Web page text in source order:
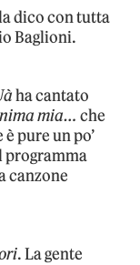
dico con tutta
Baglioni.
ha cantato
mia… che
pure un po’
programma
canzone
. La gente